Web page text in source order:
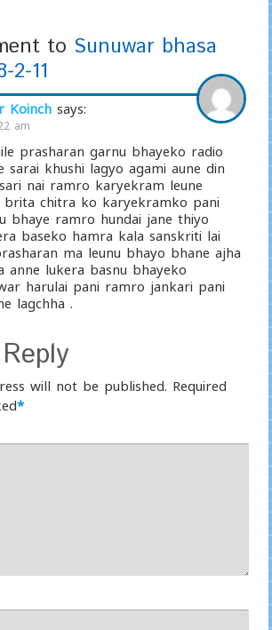
to Sunuwar bhasa
2-11
Koinch says:
am
prasharan garnu bhayeko radio
sarai khushi lagyo agami aune din
nai ramro karyekram leune
brita chitra ko karyekramko pani
bhaye ramro hundai jane thiyo
baseko hamra kala sanskriti lai
ma leunu bhayo bhane ajha
anne lukera basnu bhayeko
harulai pani ramro jankari pani
lagchha .
will not be published. Required
*